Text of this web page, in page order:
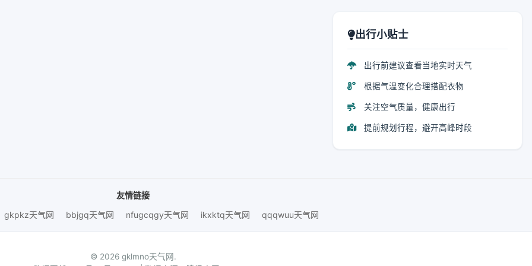
出行小贴士
出行前建议查看当地实时天气
根据气温变化合理搭配衣物
关注空气质量，健康出行
提前规划行程，避开高峰时段
友情链接
gkpkz天气网 bbjgq天气网 nfugcqgy天气网 ikxktq天气网 qqqwuu天气网
© 2026 gklmno天气网.